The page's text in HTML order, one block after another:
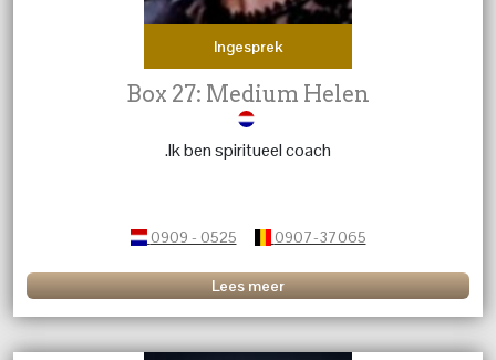
Ingesprek
Box 27: Medium Helen
.Ik ben spiritueel coach
0909 - 0525 0907-37065
Lees meer